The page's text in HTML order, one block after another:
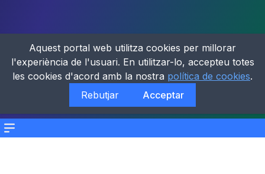
Menu
Aquest portal web utilitza cookies per millorar
l'experiència de l'usuari. En utilitzar-lo, accepteu totes
les cookies d'acord amb la nostra política de cookies.
Rebutjar
Acceptar